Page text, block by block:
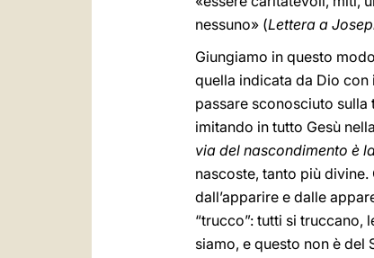
nessuno» (Lettera a
Giungiamo in questo
quella indicata da Dio
passare sconosciuto
imitando in tutto Gesù
via del nascondimento è
nascoste, tanto più
dall’apparire e dalle
“trucco”: tutti si truccano,
siamo, e questo non è del